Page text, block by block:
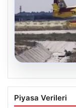
06.08.2026
İspanya ve
Piyasa Verileri